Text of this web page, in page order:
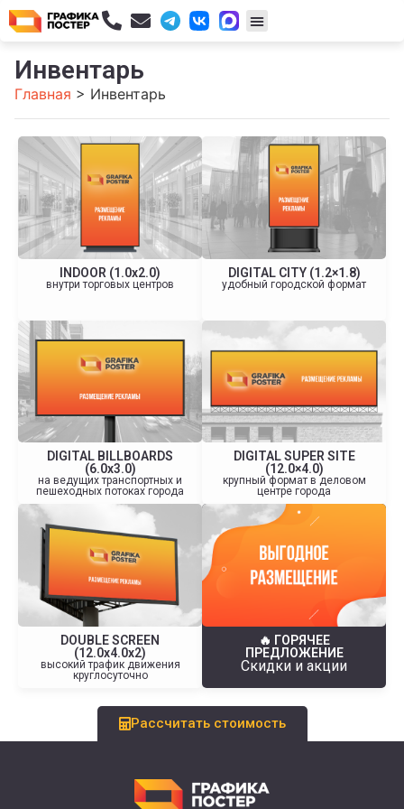
Инвентарь
Главная > Инвентарь
INDOOR (1.0x2.0)
внутри торговых центров
DIGITAL CITY (1.2×1.8)
удобный городской формат
DIGITAL BILLBOARDS
(6.0х3.0)
на ведущих транспортных и
пешеходных потоках города
DIGITAL SUPER SITE
(12.0×4.0)
крупный формат в деловом
центре города
DOUBLE SCREEN
(12.0х4.0x2)
высокий трафик движения
круглосуточно
🔥 ГОРЯЧЕЕ
ПРЕДЛОЖЕНИЕ
Скидки и акции
Рассчитать стоимость